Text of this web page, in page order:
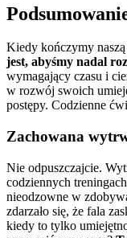
Kiedy kończymy
jest, abyśmy nadal
wymagający czasu i
w rozwój swoich
postępy. Codzienne
Zachowana
Nie odpuszczajcie.
codziennych
nieodzowne w
zdarzało się, że fala
kiedy to tylko